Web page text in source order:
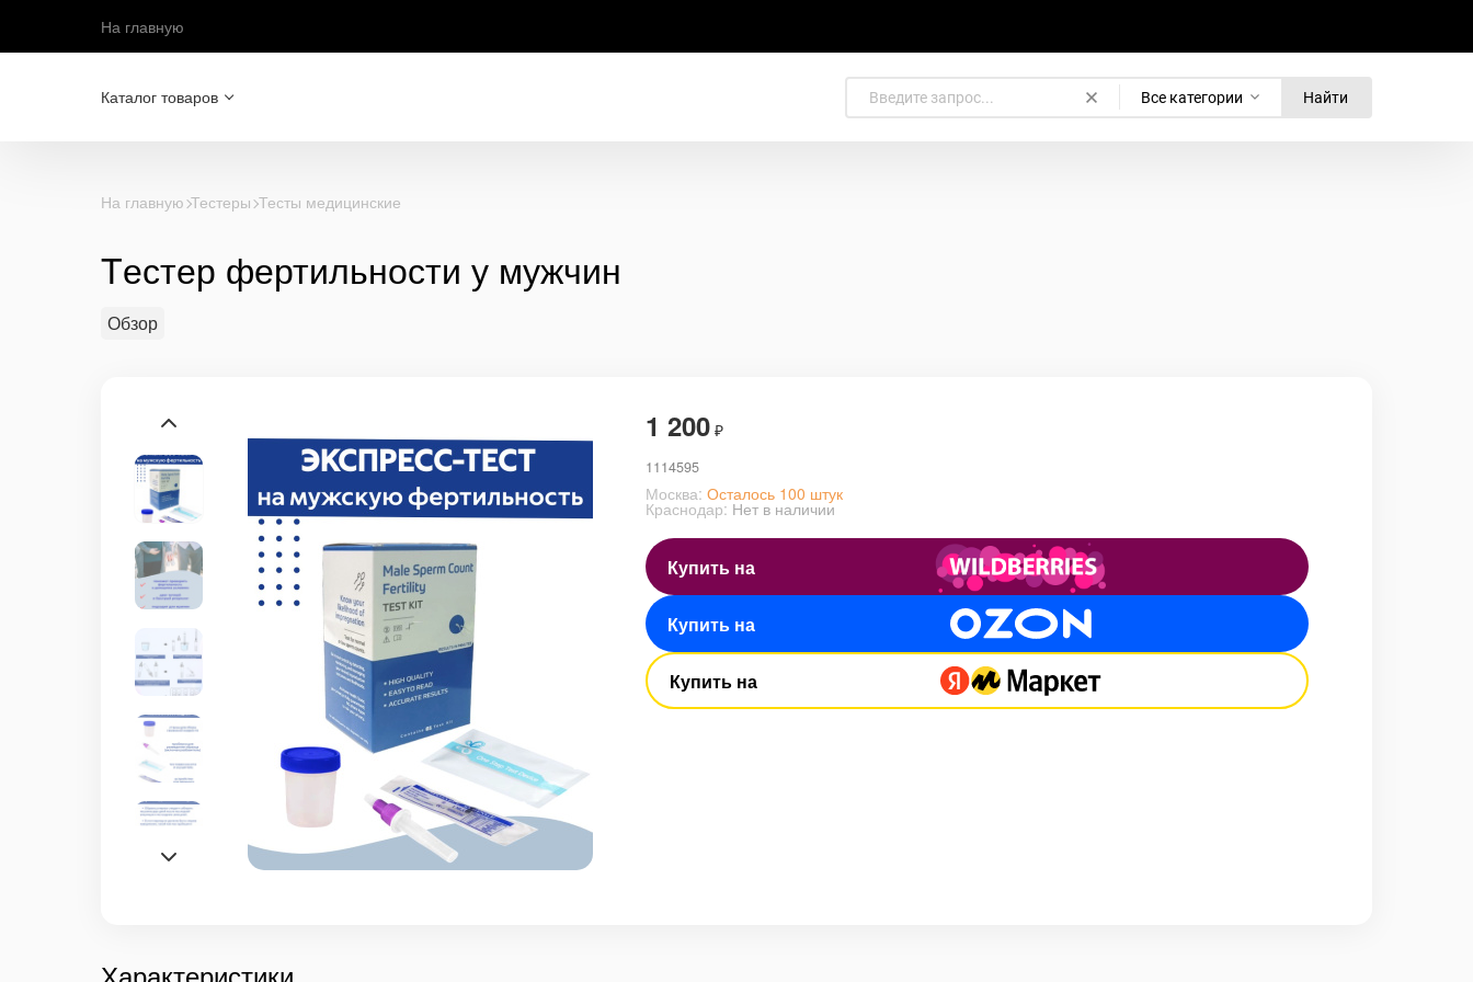
На главную
Каталог товаров Все категории Найти
На главную Тестеры Тесты медицинские
Tестер фертильности у мужчин
Обзор
1 200 ₽
1114595
Москва: Осталось 100 штук
Краснодар: Нет в наличии
Купить на
Купить на
Купить на